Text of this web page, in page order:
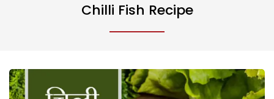
Chilli Fish Recipe